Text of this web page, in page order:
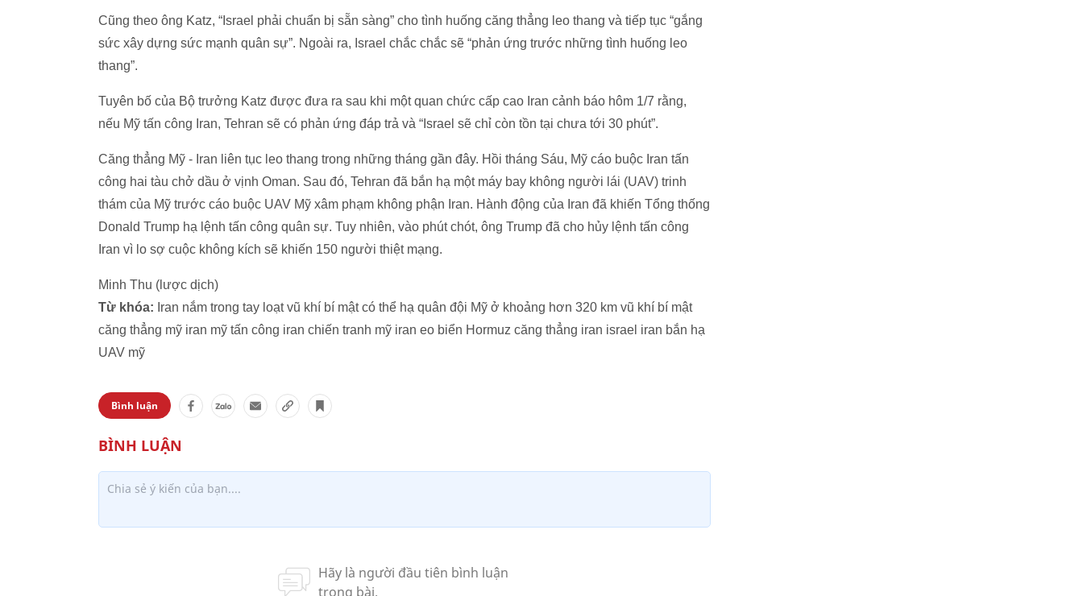
Cũng theo ông Katz, “Israel phải chuẩn bị sẵn sàng” cho tình huống căng thẳng leo thang và tiếp tục “gắng
sức xây dựng sức mạnh quân sự”. Ngoài ra, Israel chắc chắc sẽ “phản ứng trước những tình huống leo
thang”.
Tuyên bố của Bộ trưởng Katz được đưa ra sau khi một quan chức cấp cao Iran cảnh báo hôm 1/7 rằng,
nếu Mỹ tấn công Iran, Tehran sẽ có phản ứng đáp trả và “Israel sẽ chỉ còn tồn tại chưa tới 30 phút”.
Căng thẳng Mỹ - Iran liên tục leo thang trong những tháng gần đây. Hồi tháng Sáu, Mỹ cáo buộc Iran tấn
công hai tàu chở dầu ở vịnh Oman. Sau đó, Tehran đã bắn hạ một máy bay không người lái (UAV) trinh
thám của Mỹ trước cáo buộc UAV Mỹ xâm phạm không phận Iran. Hành động của Iran đã khiến Tổng thống
Donald Trump hạ lệnh tấn công quân sự. Tuy nhiên, vào phút chót, ông Trump đã cho hủy lệnh tấn công
Iran vì lo sợ cuộc không kích sẽ khiến 150 người thiệt mạng.
Minh Thu (lược dịch)
Từ khóa: Iran nắm trong tay loạt vũ khí bí mật có thể hạ quân đội Mỹ ở khoảng hơn 320 km vũ khí bí mật
căng thẳng mỹ iran mỹ tấn công iran chiến tranh mỹ iran eo biển Hormuz căng thẳng iran israel iran bắn hạ
UAV mỹ
Bình luận